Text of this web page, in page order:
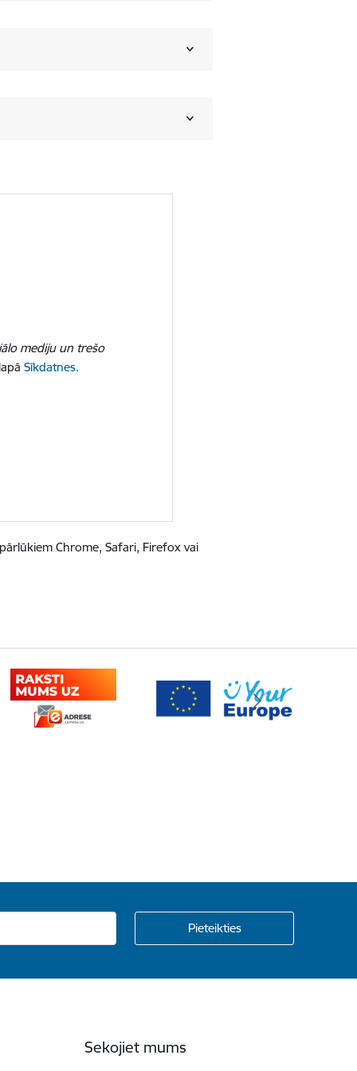
mediju un trešo
Sīkdatnes.
Chrome, Safari, Firefox vai
Sekojiet mums